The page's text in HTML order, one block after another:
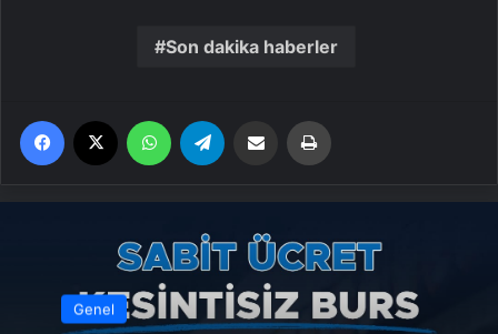
Son dakika haberler
Facebook WhatsApp Email'den paylaş
Genel